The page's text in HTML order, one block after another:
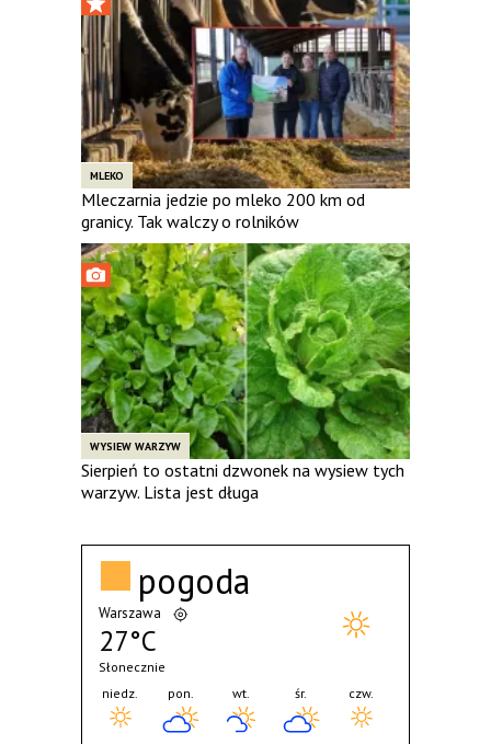
MLEKO
Mleczarnia jedzie po mleko 200 km od
granicy. Tak walczy o rolników
WYSIEW WARZYW
Sierpień to ostatni dzwonek na wysiew tych
warzyw. Lista jest długa
pogoda
Warszawa
27°C
Słonecznie
niedz.
pon. wt. śr. czw.